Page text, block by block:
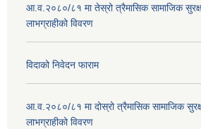
आ.व.२०८०/८१ मा तेस्रो त्रैमासिक सामाजिक सुरक्षा
लाभग्राहीको विवरण
विदाको निवेदन फाराम
आ.व.२०८०/८१ मा दोस्रो त्रैमासिक सामाजिक
लाभग्राहीको विवरण